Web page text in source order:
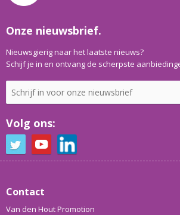
Onze nieuwsbrief.
Nieuwsgierig naar het laatste nieuws?
Schijf je in en ontvang de scherpste
Volg ons:
Contact
Van den Hout Promotion